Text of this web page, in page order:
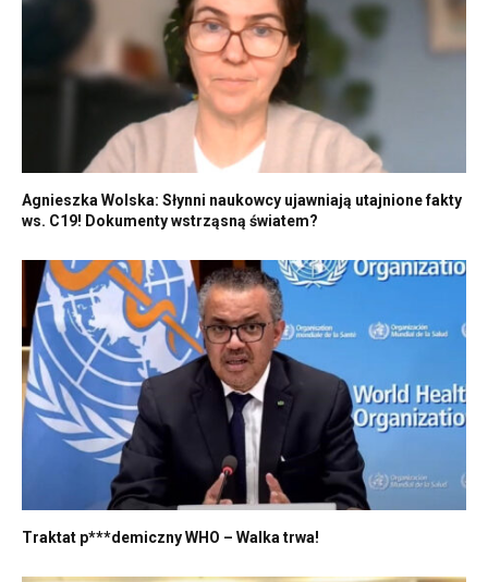
Agnieszka Wolska: Słynni naukowcy ujawniają utajnione fakty
ws. C19! Dokumenty wstrząsną światem?
Traktat p***demiczny WHO – Walka trwa!